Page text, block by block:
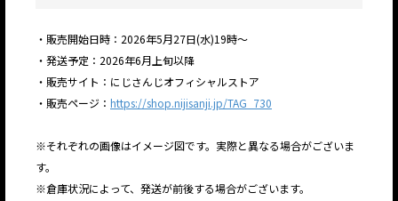
・販売開始日時：2026年5月27日(水)19時～
・発送予定：2026年6月上旬以降
・販売サイト：にじさんじオフィシャルストア
・販売ページ： https://shop.nijisanji.jp/TAG_730
※それぞれの画像はイメージ図です。実際と異なる場合がございま
す。
※倉庫状況によって、発送が前後する場合がございます。